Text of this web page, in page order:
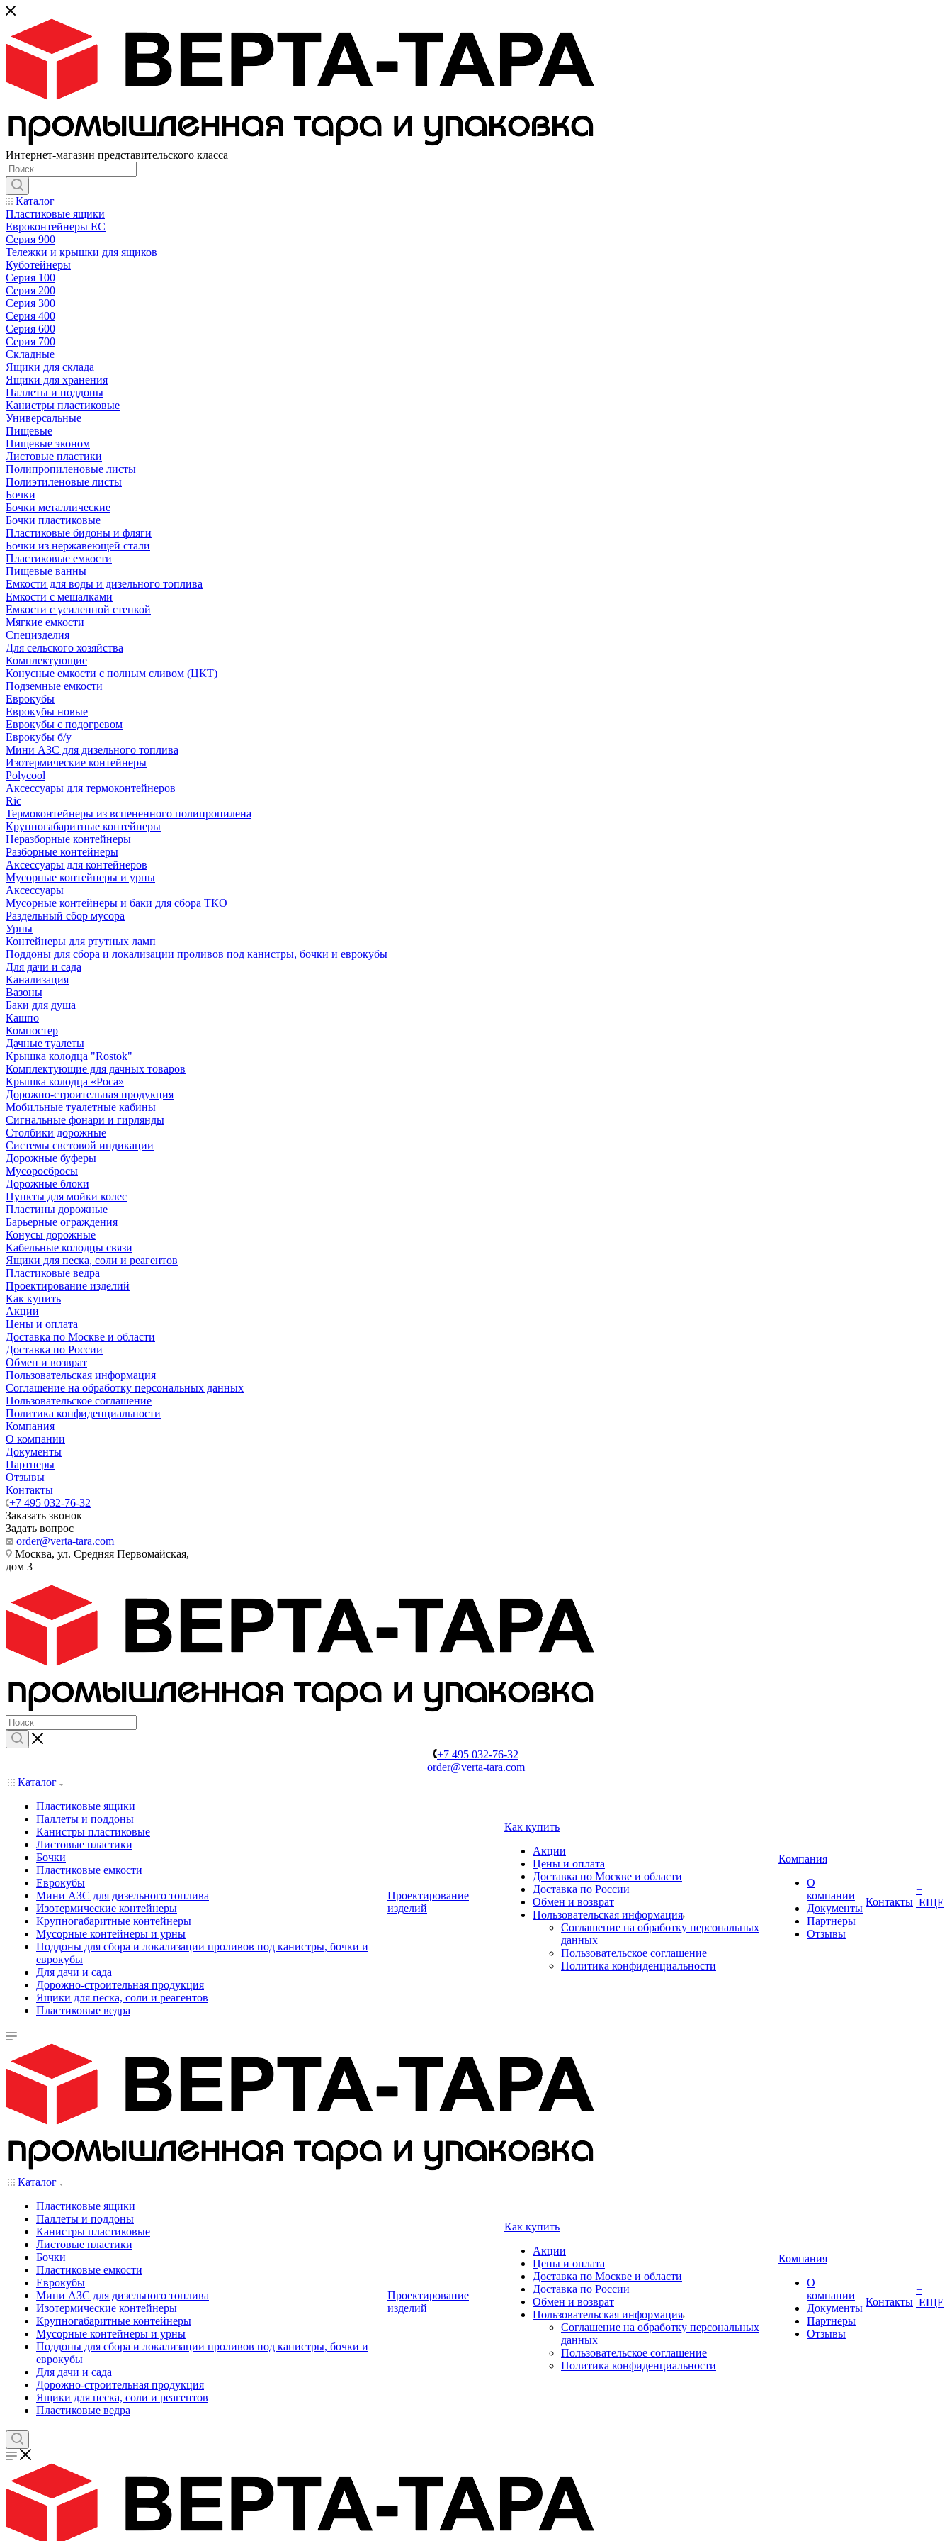
Интернет-магазин представительского класса
Каталог
Пластиковые ящики
Евроконтейнеры ЕС
Серия 900
Тележки и крышки для ящиков
Куботейнеры
Серия 100
Серия 200
Серия 300
Серия 400
Серия 600
Серия 700
Складные
Ящики для склада
Ящики для хранения
Паллеты и поддоны
Канистры пластиковые
Универсальные
Пищевые
Пищевые эконом
Листовые пластики
Полипропиленовые листы
Полиэтиленовые листы
Бочки
Бочки металлические
Бочки пластиковые
Пластиковые бидоны и фляги
Бочки из нержавеющей стали
Пластиковые емкости
Пищевые ванны
Емкости для воды и дизельного топлива
Емкости с мешалками
Емкости с усиленной стенкой
Мягкие емкости
Специзделия
Для сельского хозяйства
Комплектующие
Конусные емкости с полным сливом (ЦКТ)
Подземные емкости
Еврокубы
Еврокубы новые
Еврокубы с подогревом
Еврокубы б/у
Мини АЗС для дизельного топлива
Изотермические контейнеры
Polycool
Аксессуары для термоконтейнеров
Ric
Термоконтейнеры из вспененного полипропилена
Крупногабаритные контейнеры
Неразборные контейнеры
Разборные контейнеры
Аксессуары для контейнеров
Мусорные контейнеры и урны
Аксессуары
Мусорные контейнеры и баки для сбора ТКО
Раздельный сбор мусора
Урны
Контейнеры для ртутных ламп
Поддоны для сбора и локализации проливов под канистры, бочки и еврокубы
Для дачи и сада
Канализация
Вазоны
Баки для душа
Кашпо
Компостер
Дачные туалеты
Крышка колодца "Rostok"
Комплектующие для дачных товаров
Крышка колодца «Роса»
Дорожно-строительная продукция
Мобильные туалетные кабины
Сигнальные фонари и гирлянды
Столбики дорожные
Системы световой индикации
Дорожные буферы
Мусоросбросы
Дорожные блоки
Пункты для мойки колес
Пластины дорожные
Барьерные ограждения
Конусы дорожные
Кабельные колодцы связи
Ящики для песка, соли и реагентов
Пластиковые ведра
Проектирование изделий
Как купить
Акции
Цены и оплата
Доставка по Москве и области
Доставка по России
Обмен и возврат
Пользовательская информация
Соглашение на обработку персональных данных
Пользовательское соглашение
Политика конфиденциальности
Компания
О компании
Документы
Партнеры
Отзывы
Контакты
+7 495 032-76-32
Заказать звонок
Задать вопрос
order@verta-tara.com
Москва, ул. Средняя Первомайская,
дом 3
+7 495 032-76-32
order@verta-tara.com
Каталог
Пластиковые ящики
Паллеты и поддоны
Канистры пластиковые
Листовые пластики
Бочки
Пластиковые емкости
Еврокубы
Мини АЗС для дизельного топлива
Изотермические контейнеры
Крупногабаритные контейнеры
Мусорные контейнеры и урны
Поддоны для сбора и локализации проливов под канистры, бочки и
еврокубы
Для дачи и сада
Дорожно-строительная продукция
Ящики для песка, соли и реагентов
Пластиковые ведра
Проектирование
изделий
Как купить
Акции
Цены и оплата
Доставка по Москве и области
Доставка по России
Обмен и возврат
Пользовательская информация
Соглашение на обработку персональных
данных
Пользовательское соглашение
Политика конфиденциальности
Компания
О
компании
Документы
Партнеры
Отзывы
Контакты
+
ЕЩЕ
Каталог
Пластиковые ящики
Паллеты и поддоны
Канистры пластиковые
Листовые пластики
Бочки
Пластиковые емкости
Еврокубы
Мини АЗС для дизельного топлива
Изотермические контейнеры
Крупногабаритные контейнеры
Мусорные контейнеры и урны
Поддоны для сбора и локализации проливов под канистры, бочки и
еврокубы
Для дачи и сада
Дорожно-строительная продукция
Ящики для песка, соли и реагентов
Пластиковые ведра
Проектирование
изделий
Как купить
Акции
Цены и оплата
Доставка по Москве и области
Доставка по России
Обмен и возврат
Пользовательская информация
Соглашение на обработку персональных
данных
Пользовательское соглашение
Политика конфиденциальности
Компания
О
компании
Документы
Партнеры
Отзывы
Контакты
+
ЕЩЕ